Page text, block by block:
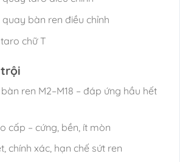
quay bàn ren điều chỉnh
chữ T
ren M2–M18 – đáp ứng hầu hết
cấp – cứng, bền, ít mòn
chính xác, hạn chế sứt ren